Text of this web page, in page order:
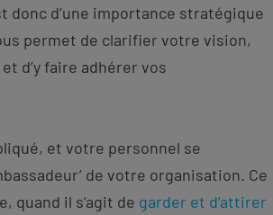
donc d’une importance stratégique
permet de clarifier votre vision,
d’y faire adhérer vos
et votre personnel se
de votre organisation. Ce
quand il s’agit de garder et d’attirer